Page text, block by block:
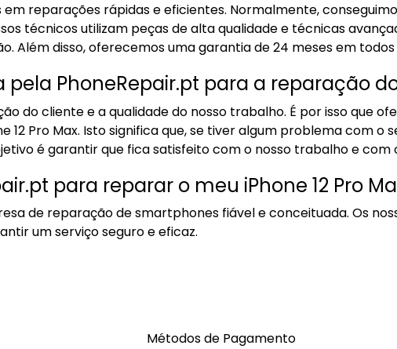
em reparações rápidas e eficientes. Normalmente,
técnicos utilizam peças de alta qualidade e técnicas
Além disso, oferecemos uma garantia de 24 meses em todos
PhoneRepair.pt para a reparação do
do cliente e a qualidade do nosso trabalho. É por isso que
12 Pro Max. Isto significa que, se tiver algum problema com
é garantir que fica satisfeito com o nosso trabalho e com
para reparar o meu iPhone 12 Pro
de reparação de smartphones fiável e conceituada. Os
um serviço seguro e eficaz.
Métodos de Pagamento